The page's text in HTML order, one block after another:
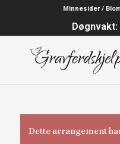
Minnesider /
Døgnvakt:
Dette arrangement